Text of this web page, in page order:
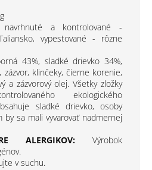
a kontrolované -
vypestované - rôzne
43%, sladké drievko 34%,
klinčeky, čierne korenie,
a zázvorový olej. Všetky zložky
ekologického
sladké drievko, osoby
by sa mali vyvarovať nadmernej
ALERGIKOV: Výrobok
v suchu.